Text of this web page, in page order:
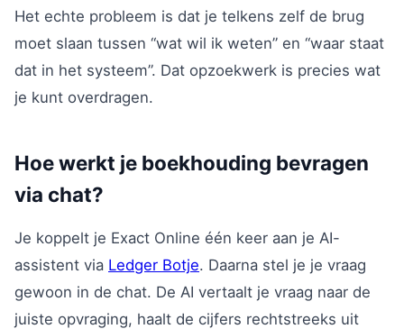
Het echte probleem is dat je telkens zelf de brug
moet slaan tussen “wat wil ik weten” en “waar staat
dat in het systeem”. Dat opzoekwerk is precies wat
je kunt overdragen.
Hoe werkt je boekhouding bevragen
via chat?
Je koppelt je Exact Online één keer aan je AI-
assistent via Ledger Botje. Daarna stel je je vraag
gewoon in de chat. De AI vertaalt je vraag naar de
juiste opvraging, haalt de cijfers rechtstreeks uit